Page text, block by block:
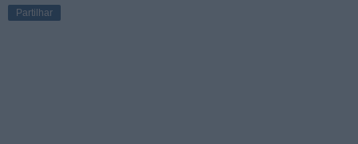
Partilhar